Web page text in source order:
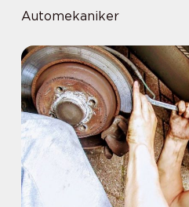
Automekaniker